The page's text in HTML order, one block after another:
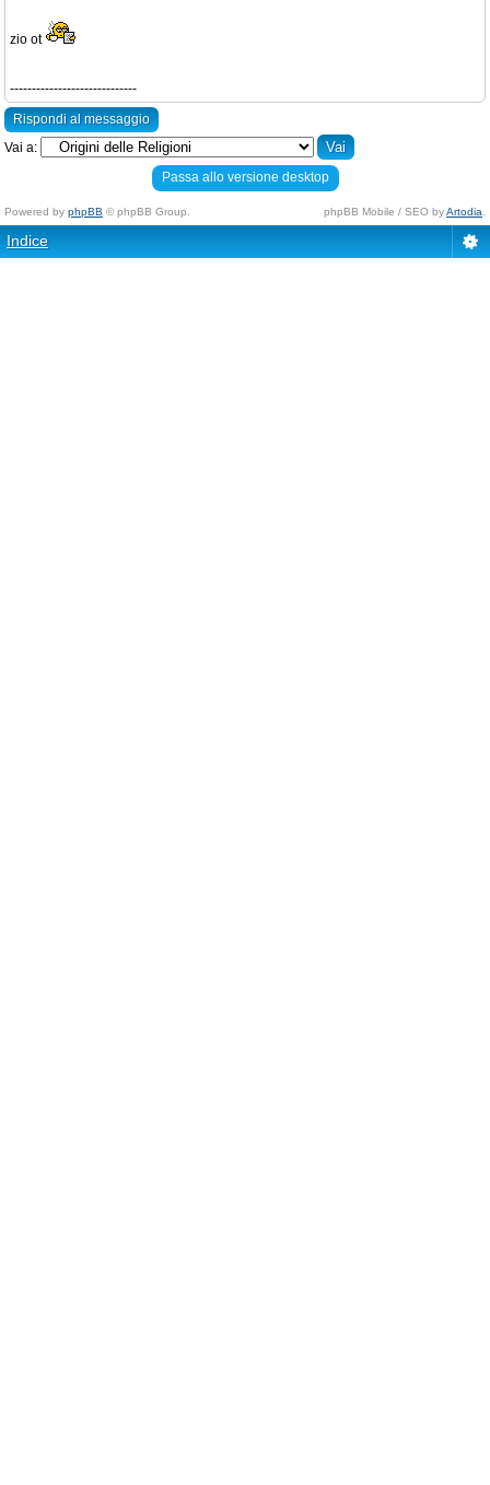
zio ot
-----------------------------
Rispondi al messaggio
Vai a:
Passa allo versione desktop
Powered by phpBB © phpBB Group. phpBB Mobile / SEO byArtodia
Indice